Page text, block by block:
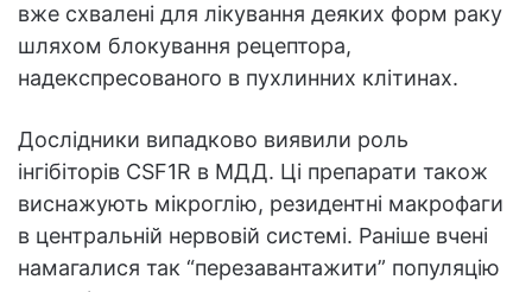
вже схвалені для лікування деяких форм раку
шляхом блокування рецептора,
надекспресованого в пухлинних клітинах.
Дослідники випадково виявили роль
інгібіторів CSF1R в МДД. Ці препарати також
виснажують мікроглію, резидентні макрофаги
в центральній нервовій системі. Раніше вчені
намагалися так “перезавантажити” популяцію